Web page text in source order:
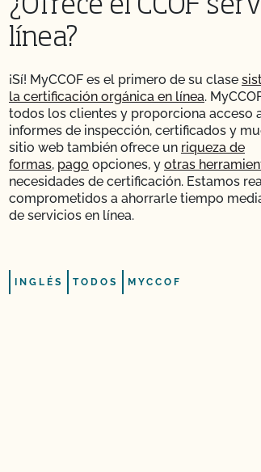
¿Ofrece el CCOF
línea?
¡Sí! MyCCOF es el primero de su clase
la certificación orgánica en línea.
todos los clientes y proporciona acceso
informes de inspección, certificados y
sitio web también ofrece un riqueza de
formas, pago opciones, y otras
necesidades de certificación. Estamos
comprometidos a ahorrarle tiempo
de servicios en línea.
INGLÉS TODOS MYCCOF